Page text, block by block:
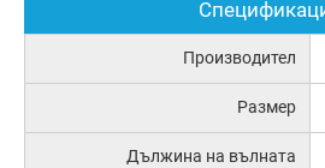
Производител
Размер
Дължина на вълната